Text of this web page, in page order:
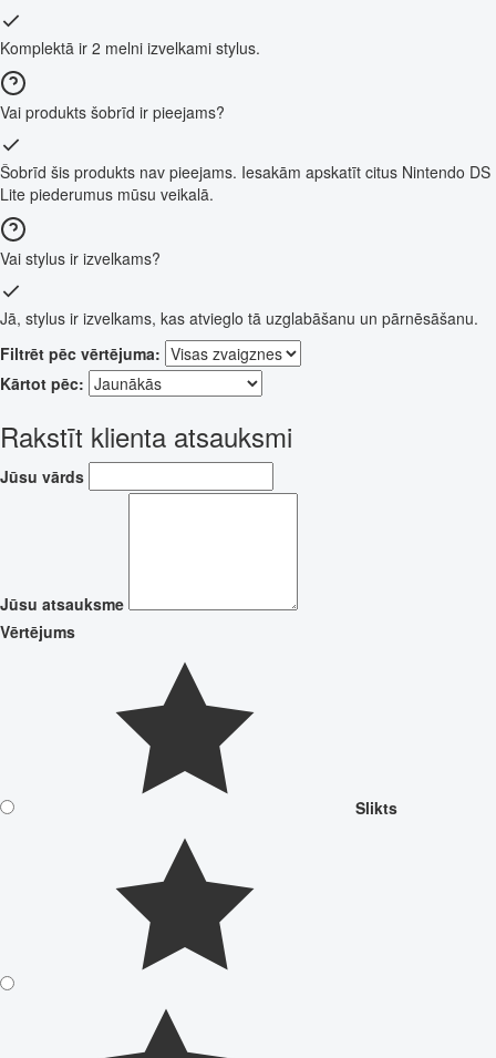
Komplektā ir 2 melni izvelkami stylus.
Vai produkts šobrīd ir pieejams?
Šobrīd šis produkts nav pieejams. Iesakām apskatīt citus Nintendo DS
Lite piederumus mūsu veikalā.
Vai stylus ir izvelkams?
Jā, stylus ir izvelkams, kas atvieglo tā uzglabāšanu un pārnēsāšanu.
Filtrēt pēc vērtējuma:
Kārtot pēc:
Rakstīt klienta atsauksmi
Jūsu vārds
Jūsu atsauksme
Vērtējums
Slikts